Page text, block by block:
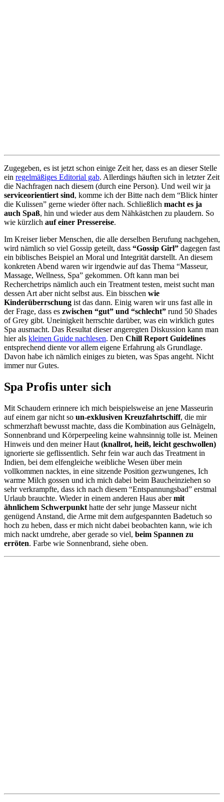
Zugegeben, es ist jetzt schon einige Zeit her, dass es an dieser Stelle
ein regelmäßiges Editorial gab. Allerdings häuften sich in letzter Zeit
die Nachfragen nach diesem (durch eine Person). Und weil wir ja
serviceorientiert sind, komme ich der Bitte nach dem “Blick hinter
die Kulissen” gerne wieder öfter nach. Schließlich macht es ja
auch Spaß, hin und wieder aus dem Nähkästchen zu plaudern. So
wie kürzlich auf einer Pressereise.
Im Kreiser lieber Menschen, die alle derselben Berufung nachgehen,
wird nämlich so viel Gossip geteilt, dass “Gossip Girl” dagegen fast
ein biblisches Beispiel an Moral und Integrität darstellt. An diesem
konkreten Abend waren wir irgendwie auf das Thema “Masseur,
Massage, Wellness, Spa” gekommen. Oft kann man bei
Recherchetrips nämlich auch ein Treatment testen, meist sucht man
dessen Art aber nicht selbst aus. Ein bisschen wie
Kinderüberrschung ist das dann. Einig waren wir uns fast alle in
der Frage, dass es zwischen “gut” und “schlecht” rund 50 Shades
of Grey gibt. Uneinigkeit herrschte darüber, was ein wirklich gutes
Spa ausmacht. Das Resultat dieser angeregten Diskussion kann man
hier als kleinen Guide nachlesen. Den Chill Report Guidelines
entsprechend diente vor allem eigene Erfahrung als Grundlage.
Davon habe ich nämlich einiges zu bieten, was Spas angeht. Nicht
immer nur Gutes.
Spa Profis unter sich
Mit Schaudern erinnere ich mich beispielsweise an jene Masseurin
auf einem gar nicht so un-exklusiven Kreuzfahrtschiff, die mir
schmerzhaft bewusst machte, dass die Kombination aus Gelnägeln,
Sonnenbrand und Körperpeeling keine wahnsinnig tolle ist. Meinen
Hinweis und den meiner Haut (knallrot, heiß, leicht geschwollen)
ignorierte sie geflissentlich. Sehr fein war auch das Treatment in
Indien, bei dem elfengleiche weibliche Wesen über mein
vollkommen nacktes, in eine sitzende Position gezwungenes, Ich
warme Milch gossen und ich mich dabei beim Baucheinziehen so
sehr verkrampfte, dass ich nach diesem “Entspannungsbad” erstmal
Urlaub brauchte. Wieder in einem anderen Haus abermit
ähnlichem Schwerpunkt hatte der sehr junge Masseur nicht
genügend Anstand, die Arme mit dem aufgespannten Badetuch so
hoch zu heben, dass er mich nicht dabei beobachten kann, wie ich
mich nackt umdrehe, aber gerade so viel, beim Spannen zu
erröten. Farbe wie Sonnenbrand, siehe oben.